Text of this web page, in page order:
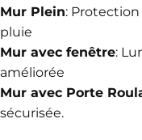
Mur Plein:
pluie
Mur avec fenêtre:
améliorée
Mur avec Porte
sécurisée.